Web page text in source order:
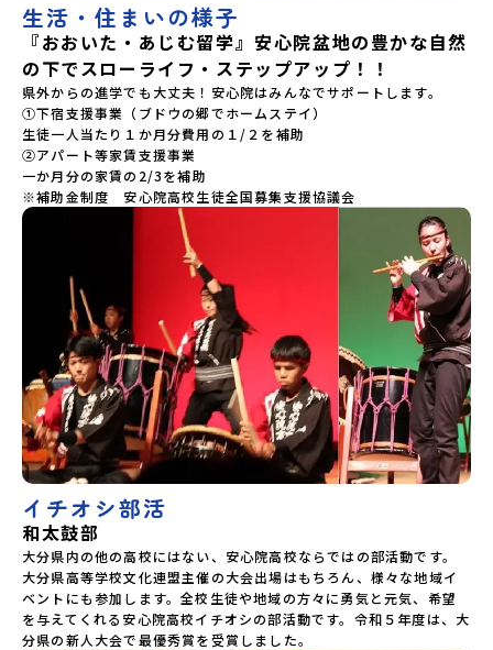
生活・住まいの様子
『おおいた・あじむ留学』安心院盆地の豊かな自然
の下でスローライフ・ステップアップ！！
県外からの進学でも大丈夫！安心院はみんなでサポートします。
①下宿支援事業（ブドウの郷でホームステイ）
生徒一人当たり１か月分費用の１/２を補助
②アパート等家賃支援事業
一か月分の家賃の2/3を補助
※補助金制度　安心院高校生徒全国募集支援協議会
イチオシ部活
和太鼓部
大分県内の他の高校にはない、安心院高校ならではの部活動です。
大分県高等学校文化連盟主催の大会出場はもちろん、様々な地域イ
ベントにも参加します。全校生徒や地域の方々に勇気と元気、希望
を与えてくれる安心院高校イチオシの部活動です。令和５年度は、大
分県の新人大会で最優秀賞を受賞しました。